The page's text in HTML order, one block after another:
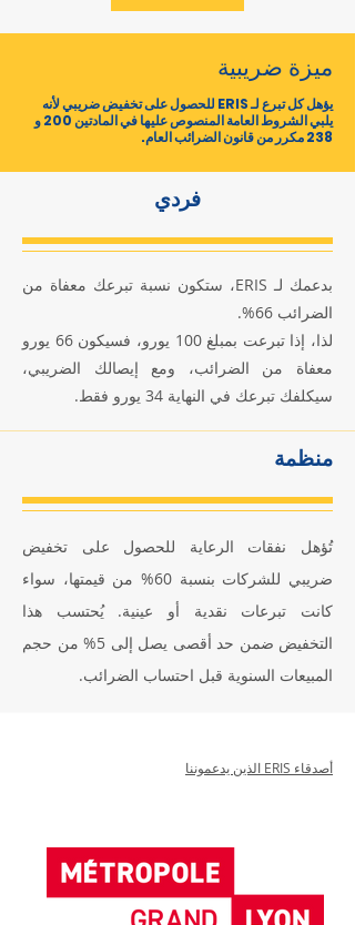
ميزة ضريبية
يؤهل كل تبرع لـ ERIS للحصول على تخفيض ضريبي لأنه
يلبي الشروط العامة المنصوص عليها في المادتين 200 و
238 مكرر من قانون الضرائب العام.
فردي
بدعمك لـ ERIS، ستكون نسبة تبرعك معفاة من
الضرائب 66%.
لذا، إذا تبرعت بمبلغ 100 يورو، فسيكون 66 يورو
معفاة من الضرائب، ومع إيصالك الضريبي،
سيكلفك تبرعك في النهاية 34 يورو فقط.
منظمة
تُؤهل نفقات الرعاية للحصول على تخفيض
ضريبي للشركات بنسبة 60% من قيمتها، سواء
كانت تبرعات نقدية أو عينية. يُحتسب هذا
التخفيض ضمن حد أقصى يصل إلى 5% من حجم
المبيعات السنوية قبل احتساب الضرائب.
أصدقاء ERIS الذين يدعموننا